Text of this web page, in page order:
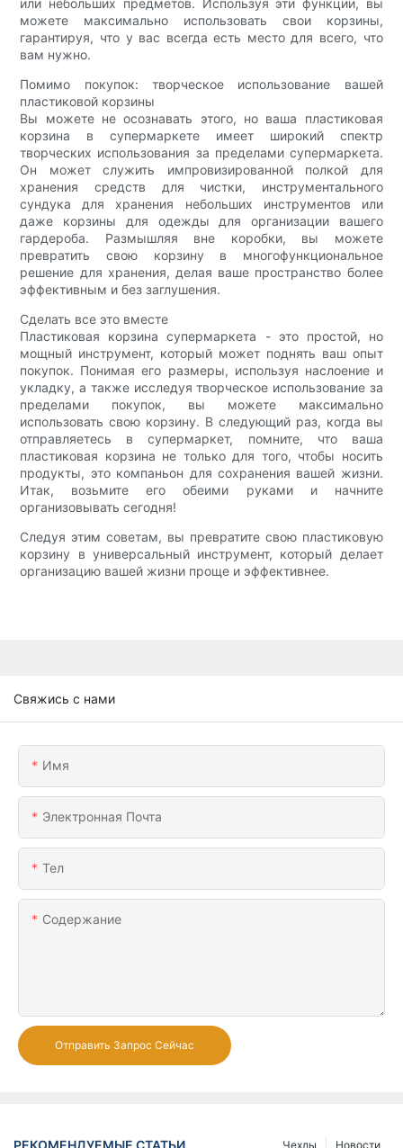
или небольших предметов. Используя эти функции, вы
можете максимально использовать свои корзины,
гарантируя, что у вас всегда есть место для всего, что
вам нужно.
Помимо покупок: творческое использование вашей
пластиковой корзины
Вы можете не осознавать этого, но ваша пластиковая
корзина в супермаркете имеет широкий спектр
творческих использования за пределами супермаркета.
Он может служить импровизированной полкой для
хранения средств для чистки, инструментального
сундука для хранения небольших инструментов или
даже корзины для одежды для организации вашего
гардероба. Размышляя вне коробки, вы можете
превратить свою корзину в многофункциональное
решение для хранения, делая ваше пространство более
эффективным и без заглушения.
Сделать все это вместе
Пластиковая корзина супермаркета - это простой, но
мощный инструмент, который может поднять ваш опыт
покупок. Понимая его размеры, используя наслоение и
укладку, а также исследуя творческое использование за
пределами покупок, вы можете максимально
использовать свою корзину. В следующий раз, когда вы
отправляетесь в супермаркет, помните, что ваша
пластиковая корзина не только для того, чтобы носить
продукты, это компаньон для сохранения вашей жизни.
Итак, возьмите его обеими руками и начните
организовывать сегодня!
Следуя этим советам, вы превратите свою пластиковую
корзину в универсальный инструмент, который делает
организацию вашей жизни проще и эффективнее.
Свяжись с нами
Имя
Электронная Почта
Тел
Содержание
Отправить Запрос Сейчас
Новости
Чехлы